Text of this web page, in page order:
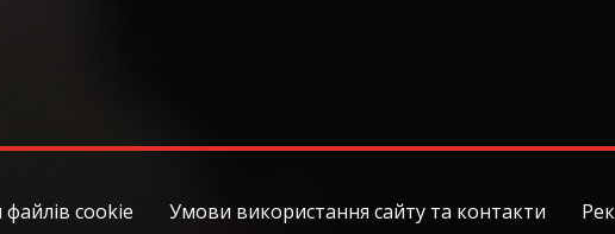
файлів cookie Умови використання сайту та контакти